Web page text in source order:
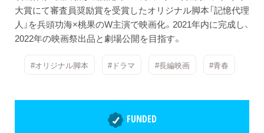
大賞にて審査員奨励賞を受賞したオリジナル脚本「記憶代理
人」を兵頭功海×桃果のW主演で映画化。2021年内に完成し、
2022年の映画祭出品と劇場公開を目指す。
#オリジナル脚本 #ドラマ #長編映画 #青春
FUNDED